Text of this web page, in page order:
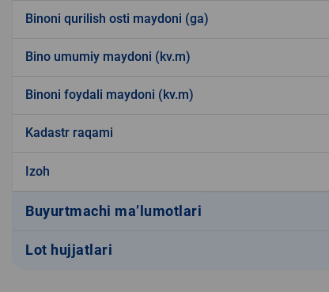
Binoni qurilish osti maydoni (ga)
Bino umumiy maydoni (kv.m)
Binoni foydali maydoni (kv.m)
Kadastr raqami
Izoh
Buyurtmachi ma’lumotlari
Lot hujjatlari